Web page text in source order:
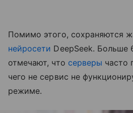
Помимо этого, сохраняются
нейросети DeepSeek. Больше
отмечают, что серверы часто
чего не сервис не
режиме.